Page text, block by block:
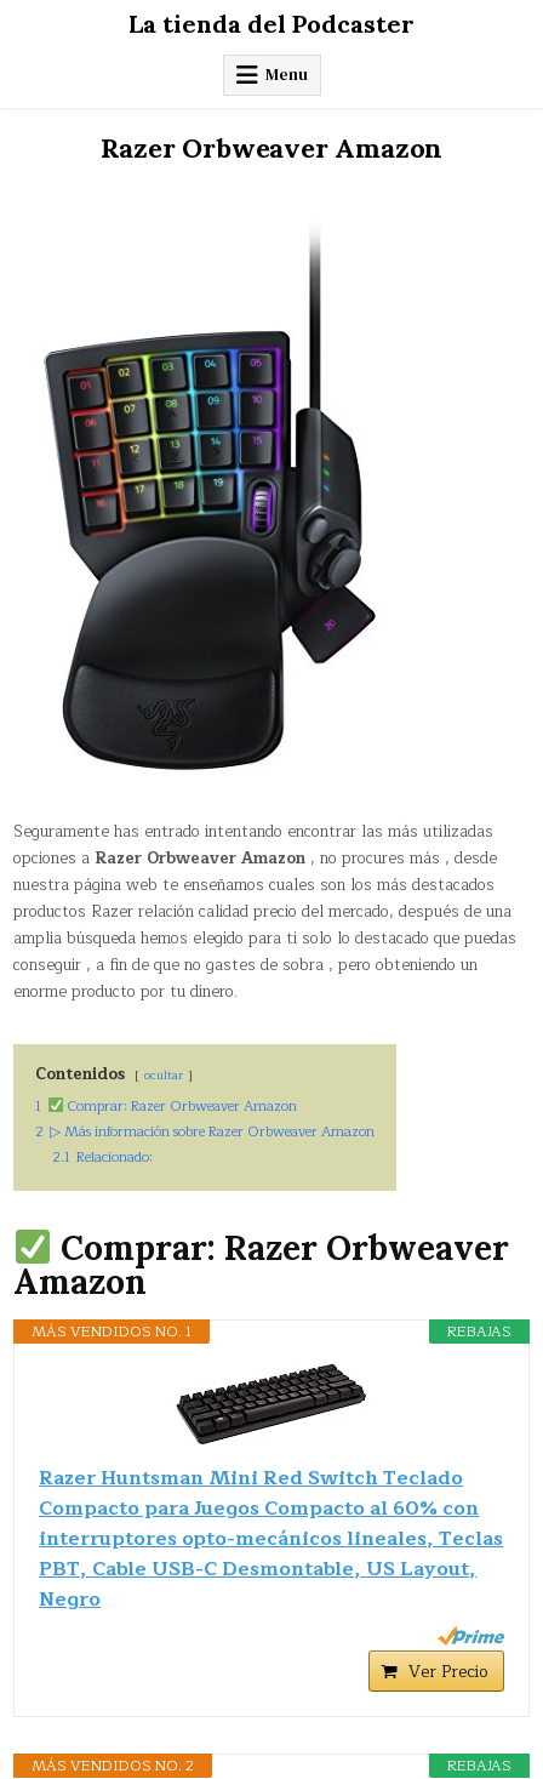
La tienda del Podcaster
Menu
Razer Orbweaver Amazon
Seguramente has entrado intentando encontrar las más utilizadas
opciones a Razer Orbweaver Amazon , no procures más , desde
nuestra página web te enseñamos cuales son los más destacados
productos Razer relación calidad precio del mercado, después de una
amplia búsqueda hemos elegido para ti solo lo destacado que puedas
conseguir , a fin de que no gastes de sobra , pero obteniendo un
enorme producto por tu dinero.
Contenidos ocultar
1
Comprar: Razer Orbweaver Amazon
2 ▷ Más información sobre Razer Orbweaver Amazon
2.1 Relacionado:
Comprar: Razer Orbweaver
Amazon
REBAJAS
MÁS VENDIDOS NO. 1
Razer Huntsman Mini Red Switch Teclado
Compacto para Juegos Compacto al 60% con
interruptores opto-mecánicos lineales, Teclas
PBT, Cable USB-C Desmontable, US Layout,
Negro
Ver Precio
REBAJAS
MÁS VENDIDOS NO. 2